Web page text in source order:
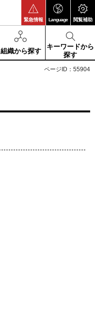
緊急情報 Language 閲覧補助
組織から探す
キーワードから
探す
ページID：55904